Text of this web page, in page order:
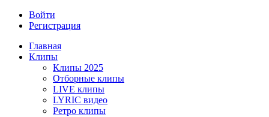
Войти
Регистрация
Главная
Клипы
Клипы 2025
Отборные клипы
LIVE клипы
LYRIC видео
Ретро клипы